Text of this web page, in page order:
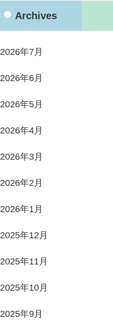
Archives
2026年7月
2026年6月
2026年5月
2026年4月
2026年3月
2026年2月
2026年1月
2025年12月
2025年11月
2025年10月
2025年9月